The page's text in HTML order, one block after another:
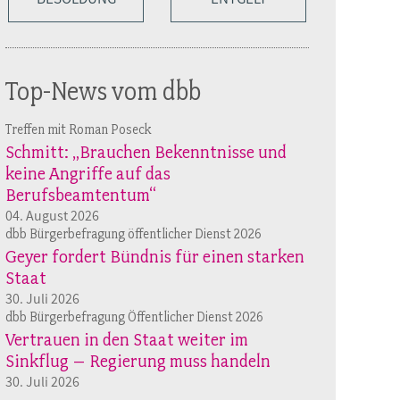
Top-News vom dbb
Treffen mit Roman Poseck
Schmitt: „Brauchen Bekenntnisse und
keine Angriffe auf das
Berufsbeamtentum“
04. August 2026
dbb Bürgerbefragung öffentlicher Dienst 2026
Geyer fordert Bündnis für einen starken
Staat
30. Juli 2026
dbb Bürgerbefragung Öffentlicher Dienst 2026
Vertrauen in den Staat weiter im
Sinkflug – Regierung muss handeln
30. Juli 2026